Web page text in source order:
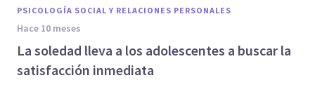
PSICOLOGÍA SOCIAL Y RELACIONES PERSONALES
hace 10 meses
La soledad lleva a los adolescentes a buscar la
satisfacción inmediata